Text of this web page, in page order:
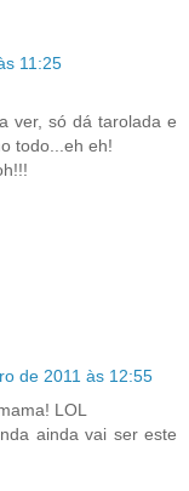
11:25
ver, só dá tarolada e
todo...eh eh!
de 2011 às 12:55
LOL
ainda vai ser este